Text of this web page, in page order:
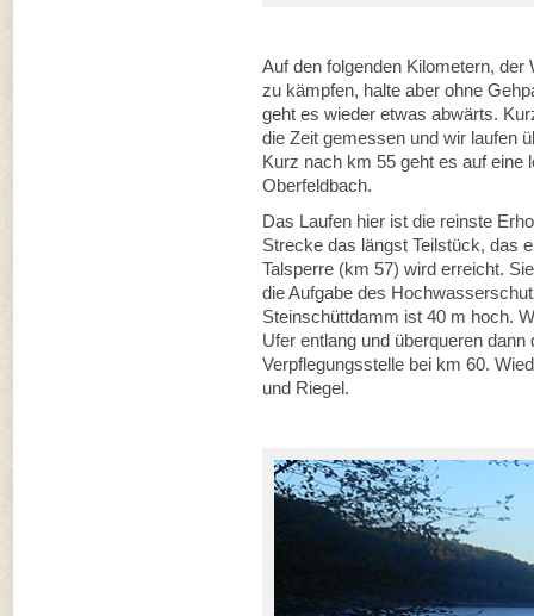
Auf den folgenden Kilometern,
zu kämpfen, halte aber ohne
geht es wieder etwas abwärts.
die Zeit gemessen und wir laufen
Kurz nach km 55 geht es auf eine
Oberfeldbach.
Das Laufen hier ist die reinste
Strecke das längst Teilstück, das
Talsperre (km 57) wird erreicht.
die Aufgabe des
Steinschüttdamm ist 40 m hoch.
Ufer entlang und überqueren
Verpflegungsstelle bei km 60.
und Riegel.